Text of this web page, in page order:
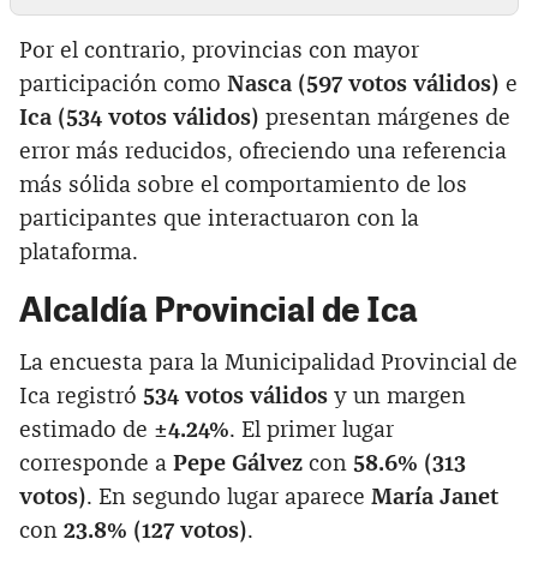
Por el contrario, provincias con mayor
participación como Nasca (597 votos válidos) e
Ica (534 votos válidos) presentan márgenes de
error más reducidos, ofreciendo una referencia
más sólida sobre el comportamiento de los
participantes que interactuaron con la
plataforma.
Alcaldía Provincial de Ica
La encuesta para la Municipalidad Provincial de
Ica registró 534 votos válidos y un margen
estimado de ±4.24%. El primer lugar
corresponde a Pepe Gálvez con 58.6% (313
votos). En segundo lugar aparece María Janet
con 23.8% (127 votos).